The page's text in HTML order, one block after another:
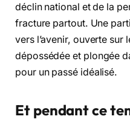
déclin national et de la
fracture partout. Une
vers l’avenir, ouverte sur
dépossédée et plongée
pour un passé idéalisé.
Et pendant ce